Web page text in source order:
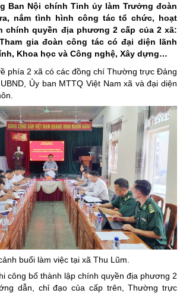
Ban Nội chính Tỉnh ủy làm Trưởng đoàn
nắm tình hình công tác tổ chức, hoạt
chính quyền địa phương 2 cấp của 2 xã:
gia đoàn công tác có đại diện lãnh
Khoa học và Công nghệ, Xây dựng…
phía 2 xã có các đồng chí Thường trực Đảng
Ủy ban MTTQ Việt Nam xã và đại diện
buổi làm việc tại xã Thu Lũm.
công bố thành lập chính quyền địa phương 2
dẫn, chỉ đạo của cấp trên, Thường trực